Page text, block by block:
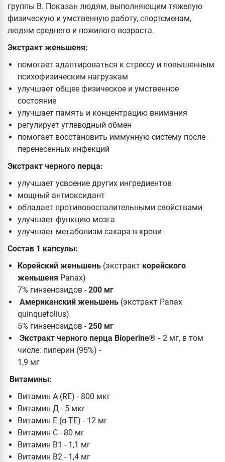
группы В. Показан людям, выполняющим тяжелую
физическую и умственную работу, спортсменам,
людям среднего и пожилого возраста.
Экстракт женьшеня:
помогает адаптироваться к стрессу и повышенным
психофизическим нагрузкам
улучшает общее физическое и умственное
состояние
улучшает память и концентрацию внимания
регулирует углеводный обмен
помогает восстановить иммунную систему после
перенесенных инфекций
Экстракт черного перца:
улучшает усвоение других ингредиентов
мощный антиоксидант
обладает противовоспалительными свойствами
улучшает функцию мозга
улучшает метаболизм сахара в крови
Состав 1 капсулы:
Корейский женьшень (экстракт корейского
женьшеня Panax)
7% гинзенозидов -200 мг
Американский женьшень (экстракт Panax
quinquefolius)
5% гинзенозидов -250 мг
Экстракт черного перца Bioperine® - 2 мг, в том
числе: пиперин (95%) -
1,9 мг
Витамины:
Витамин А (RE) - 800 мкг
Витамин Д - 5 мкг
Витамин E (α-TE) - 12 мг
Витамин С - 80 мг
Витамин B1 - 1,1 мг
Витамин В2 - 1,4 мг